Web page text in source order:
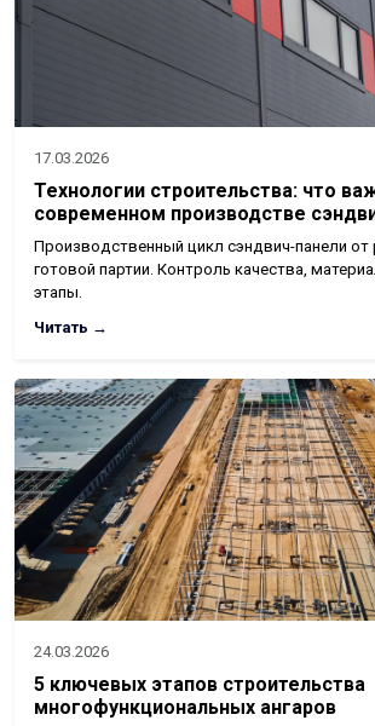
17.03.2026
Технологии строительства: что
современном производстве
Производственный цикл сэндвич-панели от
готовой партии. Контроль качества,
этапы.
Читать →
24.03.2026
5 ключевых этапов строительства
многофункциональных ангаров